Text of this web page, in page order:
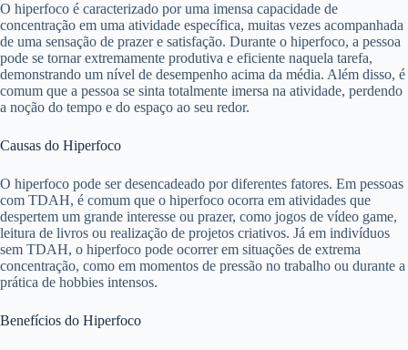
O hiperfoco é caracterizado por uma imensa capacidade de
concentração em uma atividade específica, muitas vezes acompanhada
de uma sensação de prazer e satisfação. Durante o hiperfoco, a pessoa
pode se tornar extremamente produtiva e eficiente naquela tarefa,
demonstrando um nível de desempenho acima da média. Além disso, é
comum que a pessoa se sinta totalmente imersa na atividade, perdendo
a noção do tempo e do espaço ao seu redor.
Causas do Hiperfoco
O hiperfoco pode ser desencadeado por diferentes fatores. Em pessoas
com TDAH, é comum que o hiperfoco ocorra em atividades que
despertem um grande interesse ou prazer, como jogos de vídeo game,
leitura de livros ou realização de projetos criativos. Já em indivíduos
sem TDAH, o hiperfoco pode ocorrer em situações de extrema
concentração, como em momentos de pressão no trabalho ou durante a
prática de hobbies intensos.
Benefícios do Hiperfoco